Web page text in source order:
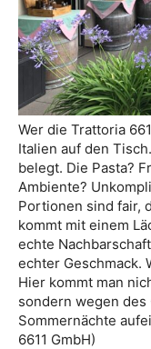
Wer die Trattoria
Italien auf den
belegt. Die Pasta?
Ambiente?
Portionen sind fair,
kommt mit einem
echte
echter Geschmack.
Hier kommt man
sondern wegen des
Sommernächte
6611 GmbH)